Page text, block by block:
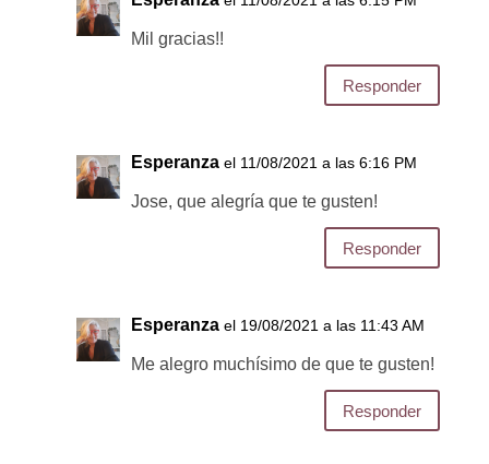
Mil gracias!!
Responder
Esperanza el 11/08/2021 a las 6:16 PM
Jose, que alegría que te gusten!
Responder
Esperanza el 19/08/2021 a las 11:43 AM
Me alegro muchísimo de que te gusten!
Responder